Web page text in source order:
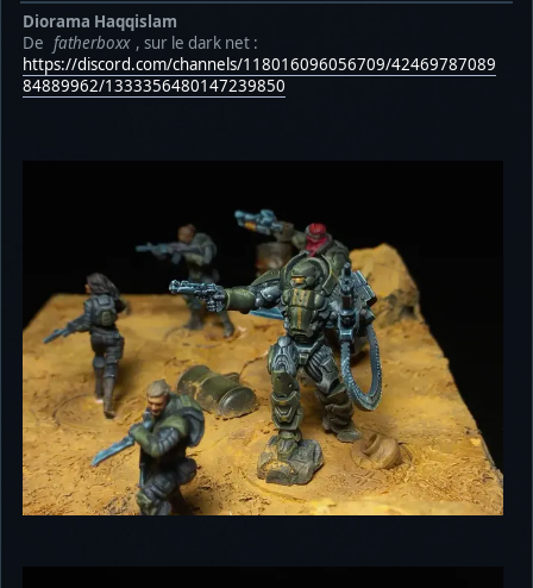
Diorama Haqqislam
De fatherboxx , sur le dark net :
https://discord.com/channels/118016096056709/42469787089
84889962/1333356480147239850